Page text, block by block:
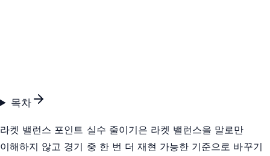
목차
라켓 밸런스 포인트 실수 줄이기은 라켓 밸런스을 말로만
이해하지 않고 경기 중 한 번 더 재현 가능한 기준으로 바꾸기